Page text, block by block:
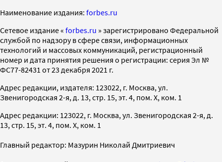
Наименование издания: forbes.ru
Cетевое издание « forbes.ru » зарегистрировано Федеральной
службой по надзору в сфере связи, информационных
технологий и массовых коммуникаций, регистрационный
номер и дата принятия решения о регистрации: серия Эл №
ФС77-82431 от 23 декабря 2021 г.
Адрес редакции, издателя: 123022, г. Москва, ул.
Звенигородская 2-я, д. 13, стр. 15, эт. 4, пом. X, ком. 1
Адрес редакции: 123022, г. Москва, ул. Звенигородская 2-я, д.
13, стр. 15, эт. 4, пом. X, ком. 1
Главный редактор: Мазурин Николай Дмитриевич